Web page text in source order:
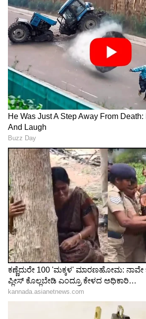
Related Articles
ಜನವರಿ 1ರಿಂದ ಬೆಂಗಳೂರು ಕಲಬುರಗಿ ವಂದೇ
ಎಕ್ಸ್‌ಪ್ರೆಸ್ ರೈಲು ವೇಳಾಪಟ್ಟಿ ಬದಲಾವಣೆ
ಬೆಂಗಳೂರು-ಕಲಬುರಗಿ ಪ್ರಯಾಣಿಕರಿಗೆ
ವಿಶೇಷ ಎಕ್ಸ್‌ಪ್ರೆಸ್ ರೈಲು ಸಂಚಾರ..